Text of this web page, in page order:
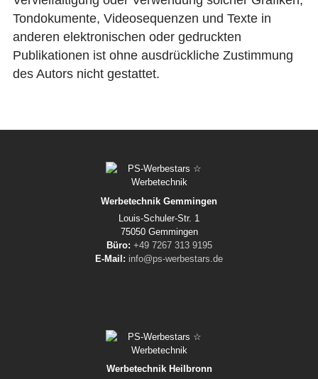
Tondokumente, Videosequenzen und Texte in
anderen elektronischen oder gedruckten
Publikationen ist ohne ausdrückliche Zustimmung
des Autors nicht gestattet.
Werbetechnik Gemmingen
Louis-Schuler-Str. 1
75050 Gemmingen
Büro: +49 7267 313 9195
E-Mail: info@ps-werbestars.de
Werbetechnik Heilbronn